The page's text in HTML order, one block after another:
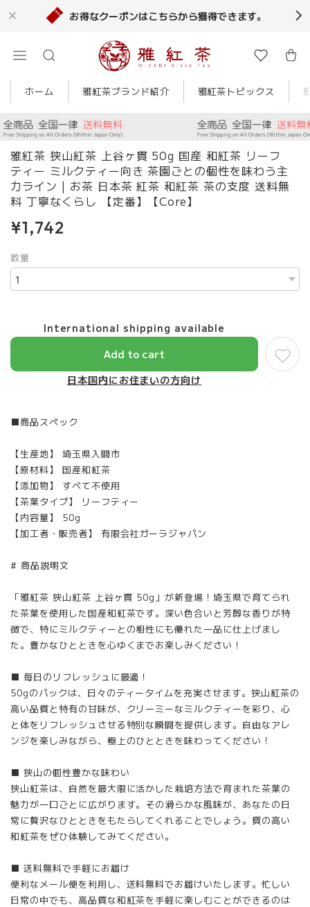
お得なクーポンはこちらから獲得できます。
ホーム 雅紅茶ブランド紹介 雅紅茶トピックス
雅紅茶 狭山紅茶 上谷ヶ貫 50g 国産 和紅茶 リーフ
ティー ミルクティー向き 茶園ごとの個性を味わう主
力ライン | お茶 日本茶 紅茶 和紅茶 茶の支度 送料無
料 丁寧なくらし 【定番】【Core】
¥1,742
数量
International shipping available
Add to cart
日本国内にお住まいの方向け
■商品スペック
【生産地】 埼玉県入間市
【原材料】 国産和紅茶
【添加物】 すべて不使用
【茶葉タイプ】 リーフティー
【内容量】 50g
【加工者・販売者】 有限会社ガーラジャパン
# 商品説明文
「雅紅茶 狭山紅茶 上谷ヶ貫 50g」が新登場！埼玉県で育てられ
た茶葉を使用した国産和紅茶です。深い色合いと芳醇な香りが特
徴で、特にミルクティーとの相性にも優れた一品に仕上げまし
た。豊かなひとときを心ゆくまでお楽しみください！
■ 毎日のリフレッシュに最適！
50gのパックは、日々のティータイムを充実させます。狭山紅茶の
高い品質と特有の甘味が、クリーミーなミルクティーを彩り、心
と体をリフレッシュさせる特別な瞬間を提供します。自由なアレ
ンジを楽しみながら、極上のひとときを味わってください！
■ 狭山の個性豊かな味わい
狭山紅茶は、自然を最大限に活かした栽培方法で育まれた茶葉の
魅力が一口ごとに広がります。その滑らかな風味が、あなたの日
常に贅沢なひとときをもたらしてくれることでしょう。質の高い
和紅茶をぜひ体験してみてください。
■ 送料無料で手軽にお届け
便利なメール便を利用し、送料無料でお届けいたします。忙しい
日常の中でも、高品質な和紅茶を手軽に楽しむことができるのは